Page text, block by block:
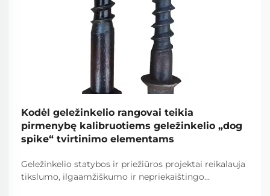
Kodėl geležinkelio rangovai teikia
pirmenybę kalibruotiems geležinkelio „dog
spike“ tvirtinimo elementams
Geležinkelio statybos ir priežiūros projektai reikalauja
tikslumo, ilgaamžiškumo ir nepriekaištingo